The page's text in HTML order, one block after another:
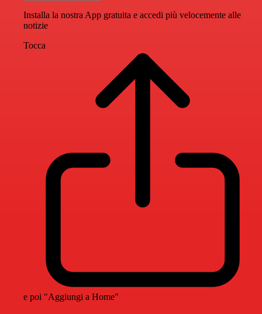
Installa la nostra App gratuita e accedi più velocemente alle
notizie
Tocca
e poi "Aggiungi a Home"